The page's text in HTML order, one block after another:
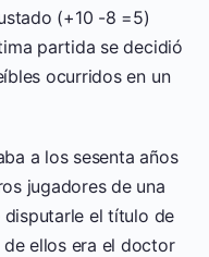
(+10 -8 =5)
partida se decidió
ocurridos en un
a los sesenta años
jugadores de una
disputarle el título de
ellos era el doctor